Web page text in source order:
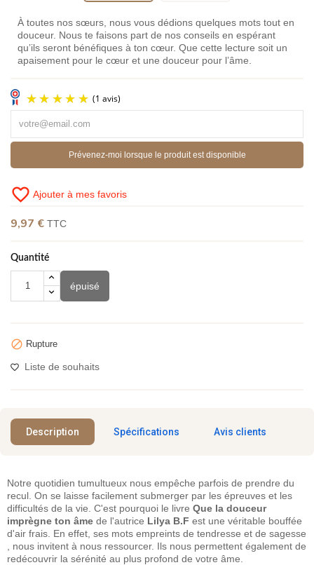
À toutes nos sœurs, nous vous dédions quelques mots tout en
douceur. Nous te faisons part de nos conseils en espérant
qu’ils seront bénéfiques à ton cœur. Que cette lecture soit un
apaisement pour le cœur et une douceur pour l’âme.
Prévenez-moi lorsque le produit est disponible
favorite_border Ajouter à mes favoris
9,97 € TTC
Quantité
épuisé
 Rupture
Liste de souhaits
Description Spécifications Avis clients
Notre quotidien tumultueux nous empêche parfois de prendre du
recul. On se laisse facilement submerger par les épreuves et les
difficultés de la vie. C'est pourquoi le livre Que la douceur
imprègne ton âme de l'autrice Lilya B.F est une véritable bouffée
d'air frais. En effet, ses mots empreints de tendresse et de sagesse
, nous invitent à nous ressourcer. Ils nous permettent également de
redécouvrir la sérénité au plus profond de votre âme.